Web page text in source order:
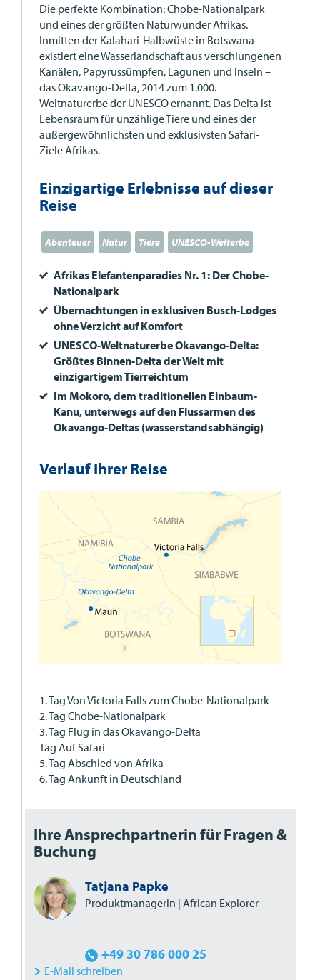
Die perfekte Kombination: Chobe-Nationalpark
und eines der größten Naturwunder Afrikas.
Inmitten der Kalahari-Halbwüste in Botswana
existiert eine Wasserlandschaft aus verschlungenen
Kanälen, Papyrussümpfen, Lagunen und Inseln –
das Okavango-Delta, 2014 zum 1.000.
Weltnaturerbe der UNESCOernannt. Das Delta ist
Lebensraum für unzählige Tiere und eines der
außergewöhnlichsten und exklusivsten Safari-
Ziele Afrikas.
Einzigartige Erlebnisse auf dieser
Reise
Abenteuer Natur Tiere UNESCO-Welterbe
Afrikas Elefantenparadies Nr. 1: Der Chobe-
Nationalpark
Übernachtungen in exklusiven Busch-Lodges
ohne Verzicht auf Komfort
UNESCO-Weltnaturerbe Okavango-Delta:
Größtes Binnen-Delta der Welt mit
einzigartigem Tierreichtum
Im Mokoro, dem traditionellen Einbaum-
Kanu, unterwegs auf den Flussarmen des
Okavango-Deltas (wasserstandsabhängig)
Verlauf Ihrer Reise
1. Tag Von Victoria Falls zum Chobe-Nationalpark
2. Tag Chobe-Nationalpark
3. Tag Flug in das Okavango-Delta
Tag Auf Safari
5. Tag Abschied von Afrika
6. Tag Ankunft in Deutschland
Ihre Ansprechpartnerin für Fragen &
Buchung
Tatjana Papke
Produktmanagerin | African Explorer
+49 30 786 000 25
E-Mail schreiben